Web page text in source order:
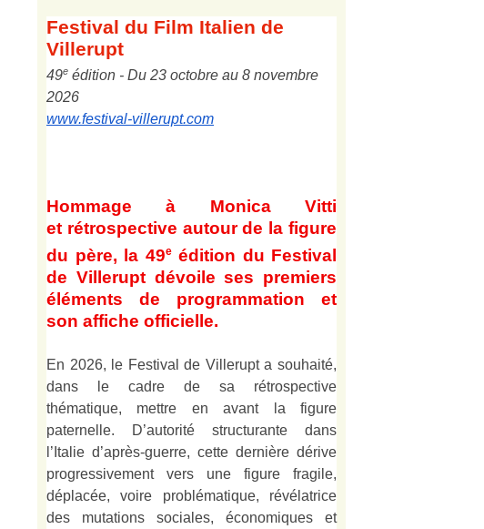
Festival du Film Italien de
Villerupt
49e édition - Du 23 octobre au 8 novembre
2026
www.festival-villerupt.com
Hommage à Monica Vitti
et rétrospective autour de la figure
du père, la 49e édition du Festival
de Villerupt dévoile ses premiers
éléments de programmation et
son affiche officielle.
En 2026, le Festival de Villerupt a souhaité,
dans le cadre de sa rétrospective
thématique, mettre en avant la figure
paternelle. D’autorité structurante dans
l’Italie d’après-guerre, cette dernière dérive
progressivement vers une figure fragile,
déplacée, voire problématique, révélatrice
des mutations sociales, économiques et